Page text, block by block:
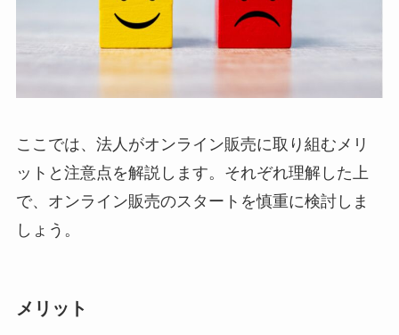
ここでは、法人がオンライン販売に取り組むメリ
ットと注意点を解説します。それぞれ理解した上
で、オンライン販売のスタートを慎重に検討しま
しょう。
メリット